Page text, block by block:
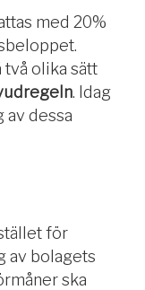
med 20%
två olika sätt
. Idag
av dessa
för
av bolagets
ska